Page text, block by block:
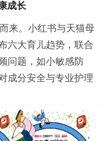
成长
来。小红书与天猫母
六大育儿趋势，联合
问题，如小敏感防
成分安全与专业护理